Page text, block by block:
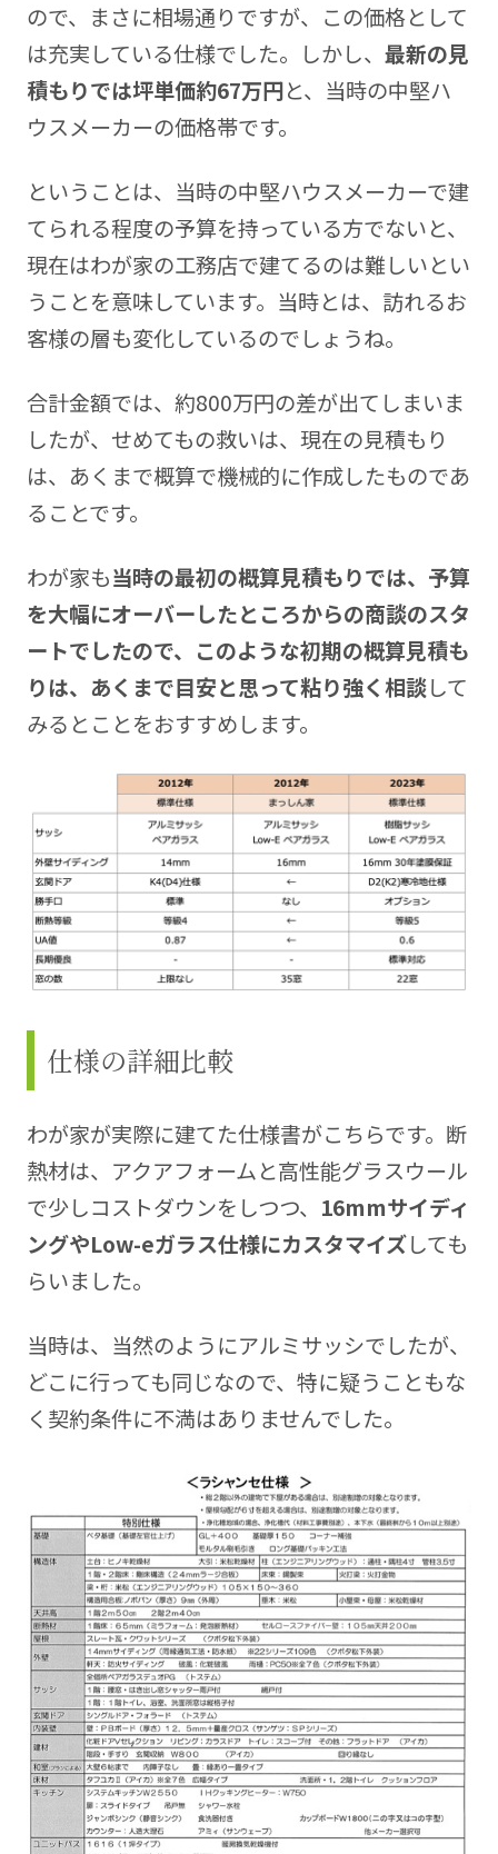
ので、まさに相場通りですが、この価格として
は充実している仕様でした。しかし、 最新の見
積もりでは坪単価約67万円と、当時の中堅ハ
ウスメーカーの価格帯です。
ということは、当時の中堅ハウスメーカーで建
てられる程度の予算を持っている方でないと、
現在はわが家の工務店で建てるのは難しいとい
うことを意味しています。当時とは、訪れるお
客様の層も変化しているのでしょうね。
合計金額では、約800万円の差が出てしまいま
したが、せめてもの救いは、現在の見積もり
は、あくまで概算で機械的に作成したものであ
ることです。
わが家も当時の最初の概算見積もりでは、予算
を大幅にオーバーしたところからの商談のスタ
ートでしたので、このような初期の概算見積も
りは、あくまで目安と思って粘り強く相談して
みるとことをおすすめします。
仕様の詳細比較
わが家が実際に建てた仕様書がこちらです。断
熱材は、アクアフォームと高性能グラスウール
で少しコストダウンをしつつ、 16mmサイディ
ングやLow-eガラス仕様にカスタマイズしても
らいました。
当時は、当然のようにアルミサッシでしたが、
どこに行っても同じなので、特に疑うこともな
く契約条件に不満はありませんでした。